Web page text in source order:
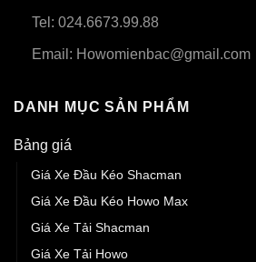
Tel: 024.6673.99.88
Email: Howomienbac@gmail.com
DANH MỤC SẢN PHẨM
Bảng giá
Giá Xe Đầu Kéo Shacman
Giá Xe Đầu Kéo Howo Max
Giá Xe Tải Shacman
Giá Xe Tải Howo